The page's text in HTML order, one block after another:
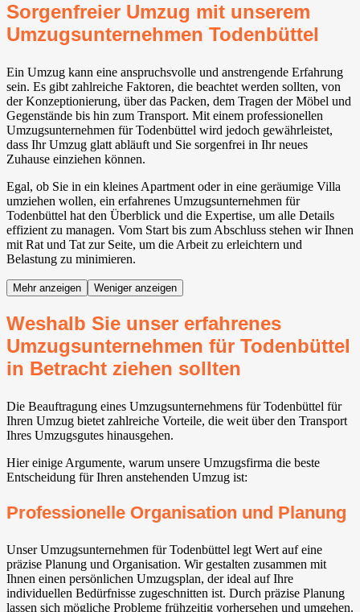
Sorgenfreier Umzug mit unserem
Umzugsunternehmen Todenbüttel
Ein Umzug kann eine anspruchsvolle und anstrengende Erfahrung
sein. Es gibt zahlreiche Faktoren, die beachtet werden sollten, von
der Konzeptionierung, über das Packen, dem Tragen der Möbel und
Gegenstände bis hin zum Transport. Mit einem professionellen
Umzugsunternehmen für Todenbüttel wird jedoch gewährleistet,
dass Ihr Umzug glatt abläuft und Sie sorgenfrei in Ihr neues
Zuhause einziehen können.
Egal, ob Sie in ein kleines Apartment oder in eine geräumige Villa
umziehen wollen, ein erfahrenes Umzugsunternehmen für
Todenbüttel hat den Überblick und die Expertise, um alle Details
effizient zu managen. Vom Start bis zum Abschluss stehen wir Ihnen
mit Rat und Tat zur Seite, um die Arbeit zu erleichtern und
Belastung zu minimieren.
Mehr anzeigen Weniger anzeigen
Weshalb Sie unser erfahrenes
Umzugsunternehmen für Todenbüttel
in Betracht ziehen sollten
Die Beauftragung eines Umzugsunternehmens für Todenbüttel für
Ihren Umzug bietet zahlreiche Vorteile, die weit über den Transport
Ihres Umzugsgutes hinausgehen.
Hier einige Argumente, warum unsere Umzugsfirma die beste
Entscheidung für Ihren anstehenden Umzug ist:
Professionelle Organisation und Planung
Unser Umzugsunternehmen für Todenbüttel legt Wert auf eine
präzise Planung und Organisation. Wir gestalten zusammen mit
Ihnen einen persönlichen Umzugsplan, der ideal auf Ihre
individuellen Bedürfnisse zugeschnitten ist. Durch präzise Planung
lassen sich mögliche Probleme frühzeitig vorhersehen und umgehen.